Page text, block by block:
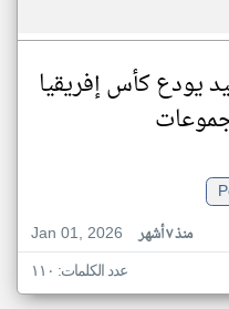
يودع كأس إفريقيا
Jan 01, 2026
منذ ٧ أشهر
عدد الكلمات: ١١٠